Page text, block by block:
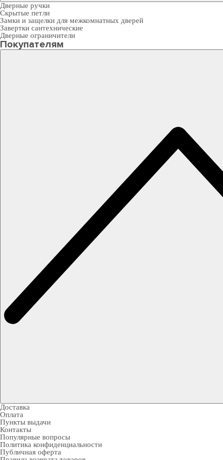
Дверные ручки
Скрытые петли
Замки и защелки для межкомнатных дверей
Завертки сантехнические
Дверные ограничители
Покупателям
Доставка
Оплата
Пункты выдачи
Контакты
Популярные вопросы
Политика конфиденциальности
Публичная оферта